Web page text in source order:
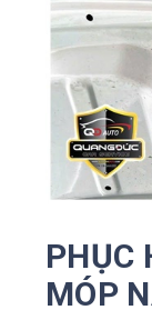
PHỤC
MÓP